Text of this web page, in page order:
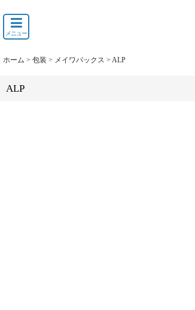
メニュー
ホーム > 包装 > メイワパックス > ALP
ALP